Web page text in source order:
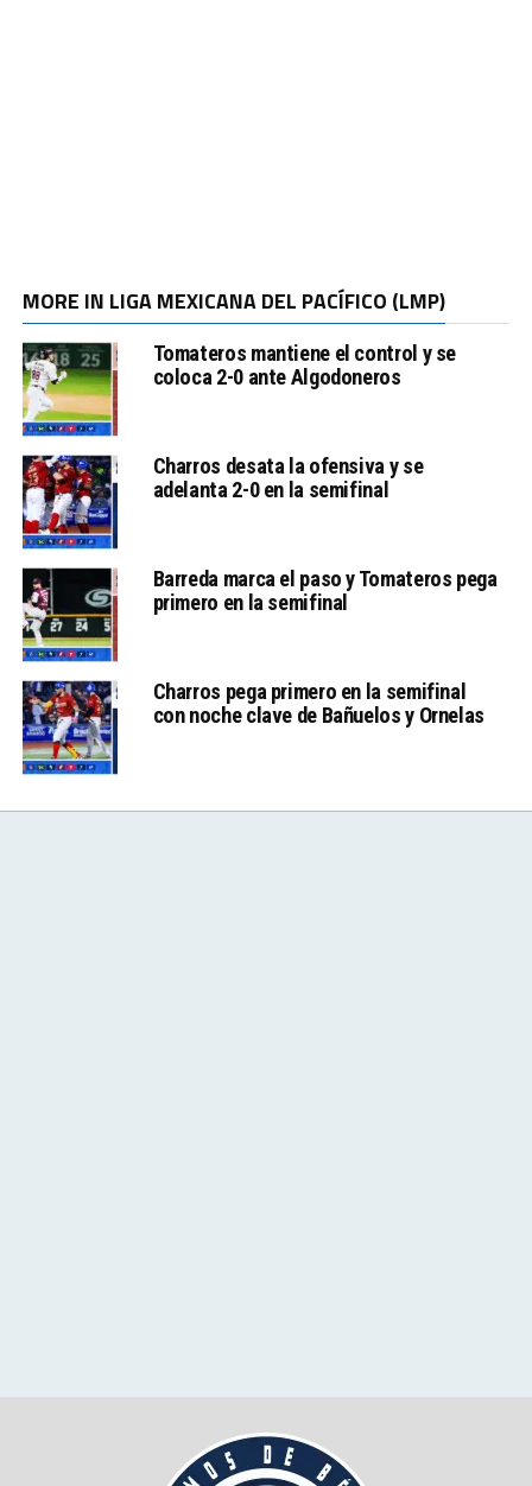
MORE IN LIGA MEXICANA DEL PACÍFICO (LMP)
Tomateros mantiene el control y se
coloca 2-0 ante Algodoneros
Charros desata la ofensiva y se
adelanta 2-0 en la semifinal
Barreda marca el paso y Tomateros pega
primero en la semifinal
Charros pega primero en la semifinal
con noche clave de Bañuelos y Ornelas